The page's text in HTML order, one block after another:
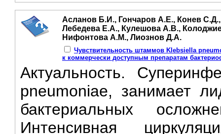
Асланов Б.И., Гончаров А.Е., Конев
Лебедева Е.А., Кулешова А.В.,
Нифонтова А.М., Лиознов Д.А.
Чувствительность штаммов Klebsiella
к коммерчески доступным препаратам
Актуальность.
pneumoniae, занимает
бактериальных
Интенсивная